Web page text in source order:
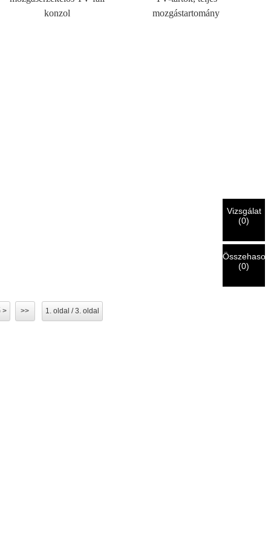
konzol
mozgástartomány
> >> 1. oldal / 3. oldal
Vizsgálat
(0)
(0)